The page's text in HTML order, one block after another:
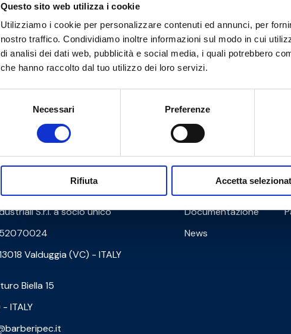
Questo sito web utilizza i cookie
Utilizziamo i cookie per personalizzare contenuti ed annunci, per
nostro traffico. Condividiamo inoltre informazioni sul modo in cui
di analisi dei dati web, pubblicità e social media, i quali potrebbero
che hanno raccolto dal tuo utilizzo dei loro servizi.
Necessari Preferenze
Rifiuta Accetta
S.r.l. a socio unico
Valduggia (VC) - ITALY
Biella 15
ITALY
Informazioni
Documentazione
News